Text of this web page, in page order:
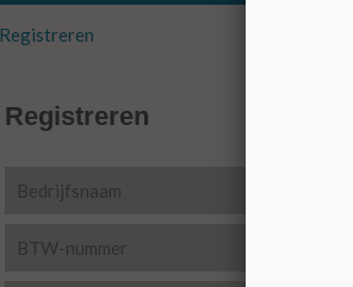
Registreren
Registreren